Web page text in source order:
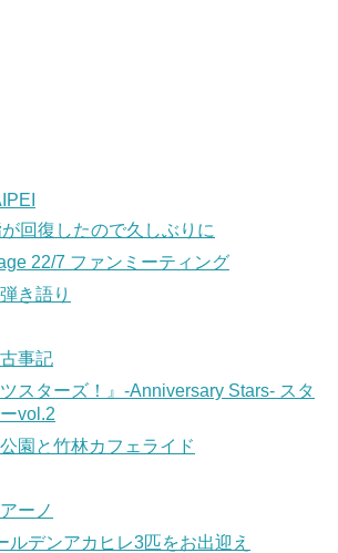
回復したので久しぶりに
22/7 ファンミーティング
き語り
事記
ツスターズ！』-Anniversary Stars- スタ
vol.2
園と竹林カフェライド
ーノ
ルデンアカヒレ3匹をお出迎え